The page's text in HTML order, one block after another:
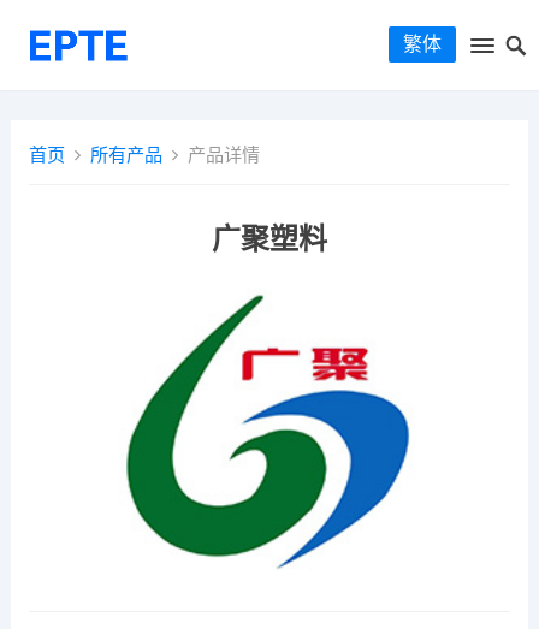
繁体
首页 所有产品 产品详情
广聚塑料